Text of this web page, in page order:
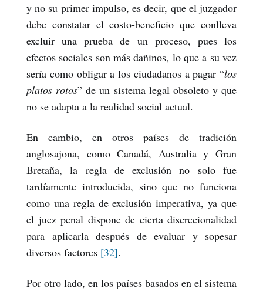
y no su primer impulso, es decir, que el juzgador
debe constatar el costo-beneficio que conlleva
excluir una prueba de un proceso, pues los
efectos sociales son más dañinos, lo que a su vez
sería como obligar a los ciudadanos a pagar “los
platos rotos” de un sistema legal obsoleto y que
no se adapta a la realidad social actual.
En cambio, en otros países de tradición
anglosajona, como Canadá, Australia y Gran
Bretaña, la regla de exclusión no solo fue
tardíamente introducida, sino que no funciona
como una regla de exclusión imperativa, ya que
el juez penal dispone de cierta discrecionalidad
para aplicarla después de evaluar y sopesar
diversos factores [32].
Por otro lado, en los países basados en el sistema